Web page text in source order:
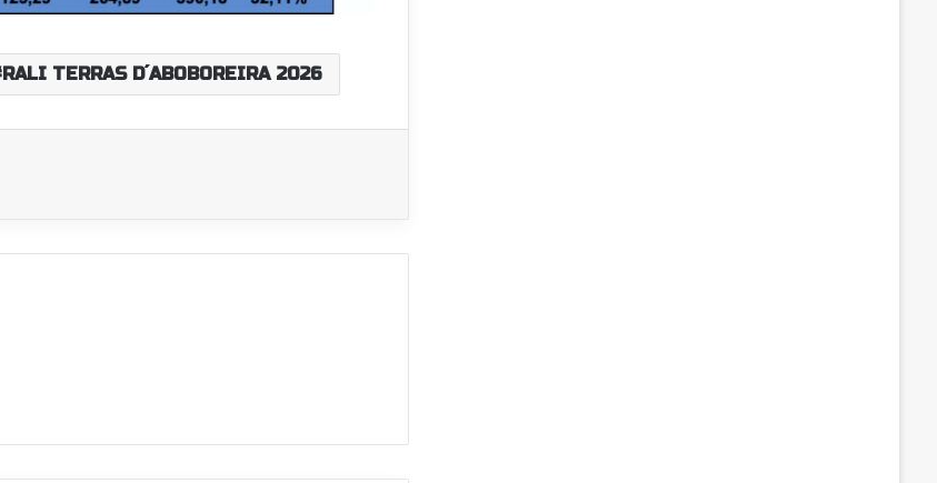
RALI TERRAS D´ABOBOREIRA 2026